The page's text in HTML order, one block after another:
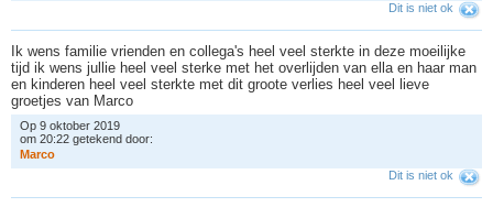
Dit is niet ok
Ik wens familie vrienden en collega's heel veel sterkte in deze moeilijke
tijd ik wens jullie heel veel sterke met het overlijden van ella en haar man
en kinderen heel veel sterkte met dit groote verlies heel veel lieve
groetjes van Marco
Op 9 oktober 2019
om 20:22 getekend door:
Marco
Dit is niet ok